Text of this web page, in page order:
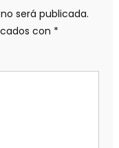
será publicada.
con *